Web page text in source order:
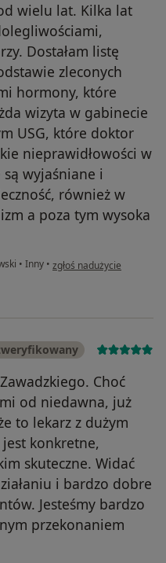
wielu lat. Kilka lat
Dostałam listę
zleconych
hormony, które
wizyta w gabinecie
USG, które doktor
nieprawidłowości w
wyjaśniane i
również w
a poza tym wysoka
• Inny • w opinii użytkownika
zgłoś nadużycie
Choć
od niedawna, już
to lekarz z dużym
konkretne,
skuteczne. Widać
i bardzo dobre
Jesteśmy bardzo
przekonaniem